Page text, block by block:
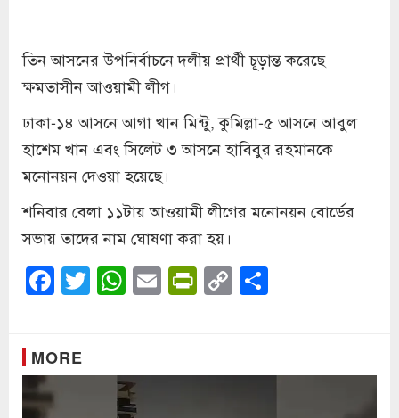
তিন আসনের উপনির্বাচনে দলীয় প্রার্থী চূড়ান্ত করেছে
ক্ষমতাসীন আওয়ামী লীগ।
ঢাকা-১৪ আসনে আগা খান মিন্টু, কুমিল্লা-৫ আসনে আবুল
হাশেম খান এবং সিলেট ৩ আসনে হাবিবুর রহমানকে
মনোনয়ন দেওয়া হয়েছে।
শনিবার বেলা ১১টায় আওয়ামী লীগের মনোনয়ন বোর্ডের
সভায় তাদের নাম ঘোষণা করা হয়।
Facebook
Twitter
WhatsApp
EmailPrintFriendly
Copy
Link
MORE